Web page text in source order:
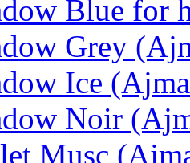
Blue for
Grey
Ice
Noir
Musc